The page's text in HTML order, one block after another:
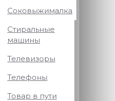
Соковыжималка
Стиральные
машины
Телевизоры
Телефоны
Товар в пути